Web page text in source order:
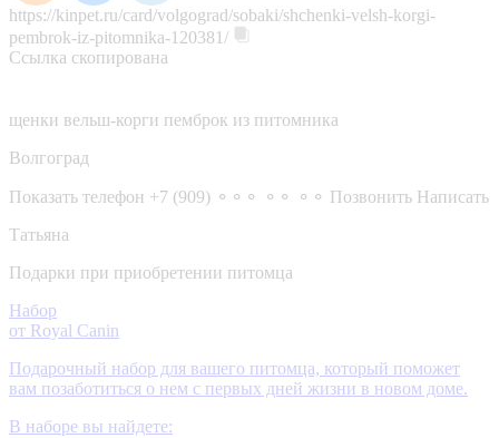
https://kinpet.ru/card/volgograd/sobaki/shchenki-velsh-korgi-
pembrok-iz-pitomnika-120381/
Ссылка скопирована
щенки вельш-корги пемброк из питомника
Волгоград
Показать телефон +7 (909) ⚬⚬⚬ ⚬⚬ ⚬⚬ Позвонить Написать
Татьяна
Подарки при приобретении питомца
Набор
от Royal Canin
Подарочный набор для вашего питомца, который поможет
вам позаботиться о нем с первых дней жизни в новом доме.
В наборе вы найдете: